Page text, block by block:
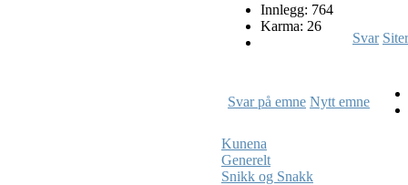
Innlegg: 764
Karma: 26
Svar Siter
Svar på emne Nytt emne
Kunena
Generelt
Snikk og Snakk